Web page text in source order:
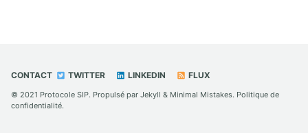
CONTACT TWITTER LINKEDIN FLUX
© 2021 Protocole SIP. Propulsé par Jekyll & Minimal Mistakes. Politique de
confidentialité.